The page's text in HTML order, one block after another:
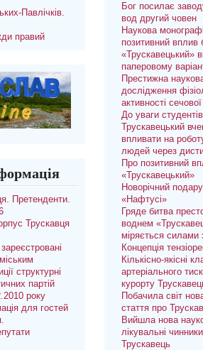
Павлічків.
правий
Претенденти.
Трускавця
структурні
партій
року
для гостей
Бог посилає
вод другий човен
Наукова
позитивний вплив
«Трускавецький»
паперовому
Престижна
дослідження
активності
До уваги
Трускавецький
впливати на
людей через
Про позитивний
«Трускавецький»
Новорічний
«Нафтусі»
Гряде битва
воднем
міряється
Концепція
Кількісно-якісні
артеріального
курорту
Побачила світ
стаття про
Вийшла нова
лікувальні
Трускавець